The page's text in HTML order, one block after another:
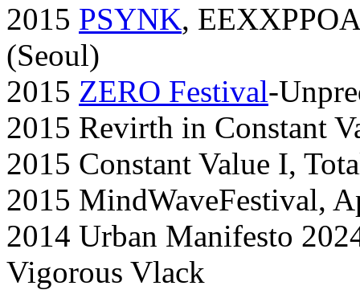
2015 PSYNK,
(Seoul)
2015 ZERO Festival-
2015 Revirth in Constant
2015 Constant Value I,
2015 MindWaveFestival,
2014 Urban Manifesto
Vigorous Vlack